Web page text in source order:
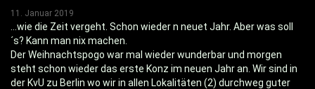
11. Januar 2019
...wie die Zeit vergeht. Schon wieder n neuet Jahr. Aber was soll
´s? Kann man nix machen.
Der Weihnachtspogo war mal wieder wunderbar und morgen
steht schon wieder das erste Konz im neuen Jahr an. Wir sind in
der KvU zu Berlin wo wir in allen Lokalitäten (2) durchweg guter